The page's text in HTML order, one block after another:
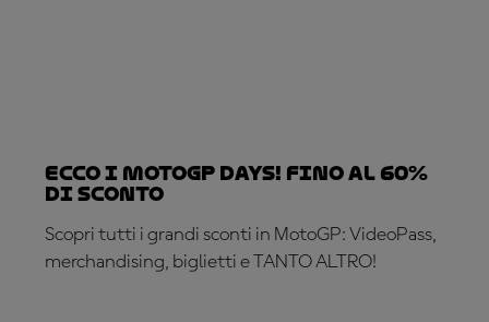
ECCO I MotoGP DAYS! Fino al 60%
di SCONTO
Scopri tutti i grandi sconti in MotoGP: VideoPass,
merchandising, biglietti e TANTO ALTRO!